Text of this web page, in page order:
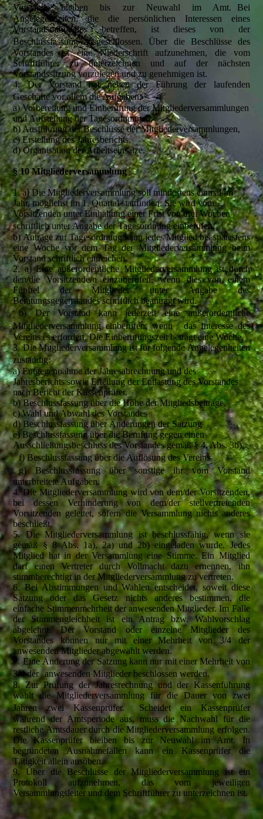
Vorstands bleiben bis zur Neuwahl im Amt. Bei
Angelegenheiten, die die persönlichen Interessen eines
Vorstandsmitgliedes betreffen, ist dieses von der
Beschlussfassung ausgeschlossen. Über die Beschlüsse des
Vorstandes ist eine Niederschrift aufzunehmen, die vom
Schriftführer zu unterzeichnen und auf der nächsten
Vorstandssitzung vorzulegen und zu genehmigen ist.
4. Der Vorstand hat neben der Führung der laufenden
Geschäfte vor allem die Aufgaben:
a) Vorbereitung und Einberufung der Mitgliederversammlungen
und Aufstellung der Tagesordnungen,
b) Ausführung der Beschlüsse der Mitgliederversammlungen,
c) Erstellung des Jahresberichts,
d) Organisation der Arbeitseinsätze.
§ 10 Mitgliederversammlung
1. a) Die Mitgliederversammlung soll mindestens einmal im
Jahr, möglichst im 1. Quartal stattfinden. Sie wird vom
Vorsitzenden unter Einhaltung einer Frist von drei Wochen
schriftlich unter Angabe der Tagesordnung einberufen.
b) Anträge zur Tagesordnung kann jedes Mitglied bis spätestens
eine Woche vor dem Tag der Mitgliederversammlung beim
Vorstand schriftlich einreichen.
2. a) Eine außerordentliche Mitgliederversammlung ist durch
den/die Vorsitzende/n einzuberufen, wenn dies von einem
Fünftel der Mitglieder unter Angabe des
Beratungsgegenstandes schriftlich beantragt wird.
b) Der Vorstand kann jederzeit eine außerordentliche
Mitgliederversammlung einberufen, wenn das Interesse des
Vereins es erfordert. Die Einberufungszeit beträgt eine Woche.
3. Die Mitgliederversammlung ist für folgende Angelegenheiten
zuständig:
a) Entgegennahme der Jahresabrechnung und des
Jahresberichts sowie Erteilung der Entlastung des Vorstandes
nach Bericht der Kassenprüfer.
b) Beschlussfassung über die Höhe der Mitgliedsbeiträge,
c) Wahl und Abwahl des Vorstandes
d) Beschlussfassung über Änderungen der Satzung
e) Beschlussfassung über die Berufung gegen einen
Ausschließungsbeschluss des Vorstandes gemäß § 4, Abs. 3b),
f) Beschlussfassung über die Auflösung des Vereins
g) Beschlussfassung über sonstige ihr vom Vorstand
unterbreitete Aufgaben.
4. Die Mitgliederversammlung wird von dem/der Vorsitzenden,
bei dessen Verhinderung von dem/der stellvertretenden
Vorsitzenden geleitet, sofern die Versammlung nichts anderes
beschließt.
5. Die Mitgliederversammlung ist beschlussfähig, wenn sie
gemäß § 8 Abs. 1a), 2a) und 2b) eingeladen wurde. Jedes
Mitglied hat in der Versammlung eine Stimme. Ein Mitglied
darf einen Vertreter durch Vollmacht dazu ernennen, ihn
stimmberechtigt in der Mitgliederversammlung zu vertreten.
6. Bei Abstimmungen und Wahlen entscheidet, soweit diese
Satzung oder das Gesetz nichts anderes bestimmen, die
einfache Stimmenmehrheit der anwesenden Mitglieder. Im Falle
der Stimmengleichheit ist ein Antrag bzw. Wahlvorschlag
abgelehnt. Der Vorstand oder einzelne Mitglieder des
Vorstandes können nur mit einer Mehrheit von 3/4 der
anwesenden Mitglieder abgewählt werden.
7. Eine Änderung der Satzung kann nur mit einer Mehrheit von
3/4 der anwesenden Mitglieder beschlossen werden.
8. Zur Prüfung der Jahresrechnung und der Kassenführung
wählt die Mitgliederversammlung für die Dauer von zwei
Jahren zwei Kassenprüfer. Scheidet ein Kassenprüfer
während der Amtsperiode aus, muss die Nachwahl für die
restliche Amtsdauer durch die Mitgliederversammlung erfolgen.
Die Kassenprüfer bleiben bis zur Neuwahl im Amt. In
begründeten Ausnahmefällen kann ein Kassenprüfer die
Tätigkeit allein ausüben.
9. Über die Beschlüsse der Mitgliederversammlung ist ein
Protokoll aufzunehmen, das vom jeweiligen
Versammlungsleiter und dem Schriftführer zu unterzeichnen ist.